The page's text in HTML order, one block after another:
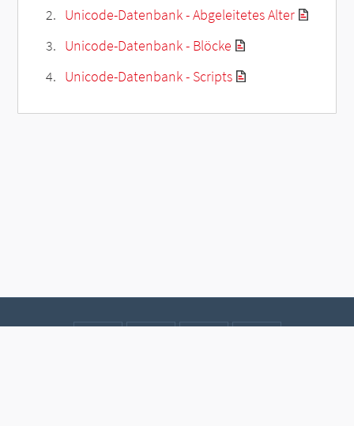
Unicode-Datenbank - Abgeleitetes Alter
Unicode-Datenbank - Blöcke
Unicode-Datenbank - Scripts